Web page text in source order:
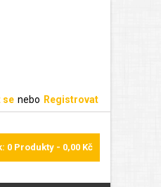
se nebo Registrovat
0 Produkty - 0,00 Kč